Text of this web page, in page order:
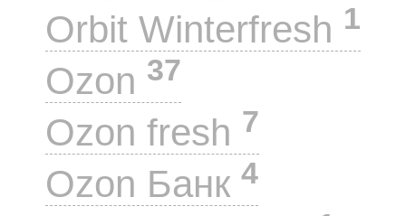
Orbit Winterfresh 1
Ozon 37
Ozon fresh 7
Ozon Банк 4